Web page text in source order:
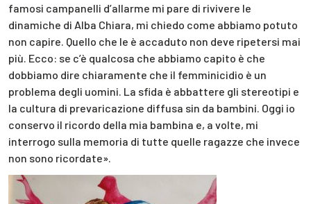
famosi campanelli d’allarme mi pare di rivivere le
dinamiche di Alba Chiara, mi chiedo come abbiamo potuto
non capire. Quello che le è accaduto non deve ripetersi mai
più. Ecco: se c’è qualcosa che abbiamo capito è che
dobbiamo dire chiaramente che il femminicidio è un
problema degli uomini. La sfida è abbattere gli stereotipi e
la cultura di prevaricazione diffusa sin da bambini. Oggi io
conservo il ricordo della mia bambina e, a volte, mi
interrogo sulla memoria di tutte quelle ragazze che invece
non sono ricordate».